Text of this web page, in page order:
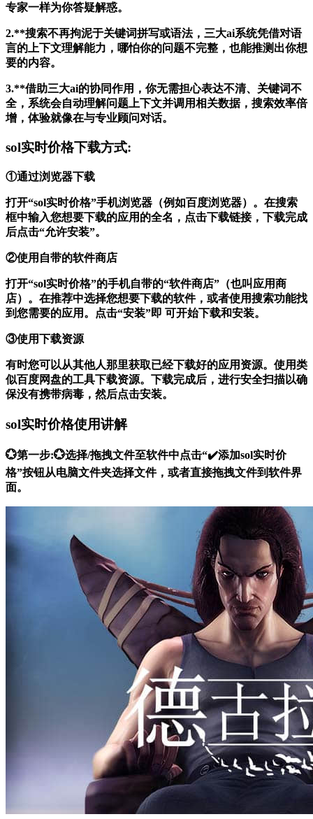
专家一样为你答疑解惑。
2.**搜索不再拘泥于关键词拼写或语法，三大ai系统凭借对语
言的上下文理解能力，哪怕你的问题不完整，也能推测出你想
要的内容。
3.**借助三大ai的协同作用，你无需担心表达不清、关键词不
全，系统会自动理解问题上下文并调用相关数据，搜索效率倍
增，体验就像在与专业顾问对话。
sol实时价格下载方式:
①通过浏览器下载
打开“sol实时价格”手机浏览器（例如百度浏览器）。在搜索
框中输入您想要下载的应用的全名，点击下载链接，下载完成
后点击“允许安装”。
②使用自带的软件商店
打开“sol实时价格”的手机自带的“软件商店”（也叫应用商
店）。在推荐中选择您想要下载的软件，或者使用搜索功能找
到您需要的应用。点击“安装”即 可开始下载和安装。
③使用下载资源
有时您可以从其他人那里获取已经下载好的应用资源。使用类
似百度网盘的工具下载资源。下载完成后，进行安全扫描以确
保没有携带病毒，然后点击安装。
sol实时价格使用讲解
💮第一步:💮选择/拖拽文件至软件中点击“✔️添加sol实时价
格”按钮从电脑文件夹选择文件，或者直接拖拽文件到软件界
面。